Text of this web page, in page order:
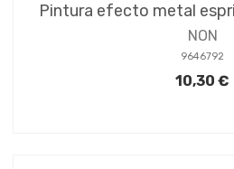
Pintura efecto metal
NON
9646792
10,30 €